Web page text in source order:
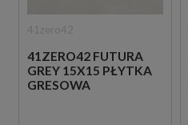
41ZERO42 FUTURA
GREY 15X15 PŁYTKA
GRESOWA